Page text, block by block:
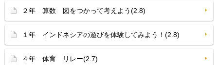
２年 算数 図をつかって考えよう(2.8)
１年 インドネシアの遊びを体験してみよう！(2.8)
４年 体育 リレー(2.7)